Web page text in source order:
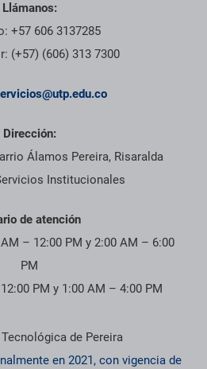
Llámanos:
+57 606 3137285
(+57) (606) 313 7300
Dirección:
Álamos Pereira, Risaralda
Institucionales
de atención
– 12:00 PM y 2:00 AM – 6:00
PM
PM y 1:00 AM – 4:00 PM
de Pereira
en 2021, con vigencia de